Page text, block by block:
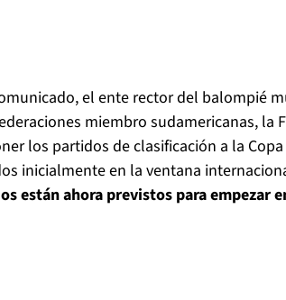
el ente rector del balompié
miembro sudamericanas, la
los partidos de clasificación a la
inicialmente en la ventana
están ahora previstos para empezar